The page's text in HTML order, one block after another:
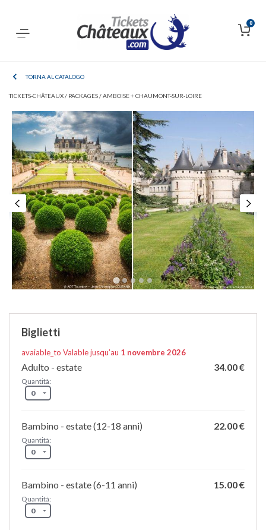
0
TORNA AL CATALOGO
TICKETS-CHÂTEAUX / PACKAGES /AMBOISE + CHAUMONT-SUR-LOIRE
Biglietti
avaiable_to Valable jusqu’au 1 novembre 2026
Adulto - estate 34.00 €
Quantità:
Bambino - estate (12-18 anni) 22.00 €
Quantità:
Bambino - estate (6-11 anni) 15.00 €
Quantità: